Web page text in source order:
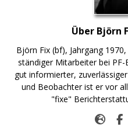
Über Björn
Björn Fix (bf), Jahrgang
ständiger Mitarbeiter bei PF-
gut informierter,
und Beobachter ist er vor
"fixe"